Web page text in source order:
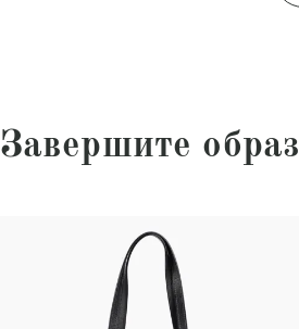
Завершите образ